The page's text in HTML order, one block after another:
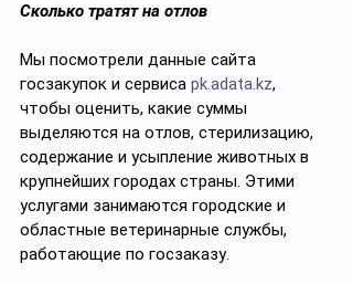
Сколько тратят на отлов
Мы посмотрели данные сайта
госзакупок и сервиса pk.adata.kz,
чтобы оценить, какие суммы
выделяются на отлов, стерилизацию,
содержание и усыпление животных в
крупнейших городах страны. Этими
услугами занимаются городские и
областные ветеринарные службы,
работающие по госзаказу.